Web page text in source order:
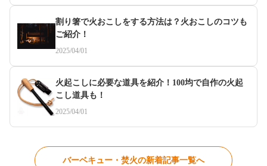
割り箸で火おこしをする方法は？火おこしのコツも
ご紹介！
2025/04/01
火起こしに必要な道具を紹介！100均で自作の火起
こし道具も！
2025/04/01
バーベキュー・焚火の新着記事一覧へ